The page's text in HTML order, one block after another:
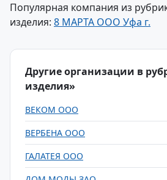
Популярная компания из
изделия: 8 МАРТА ООО Уфа г.
Другие организации в
изделия»
ВЕКОМ ООО
ВЕРБЕНА ООО
ГАЛАТЕЯ ООО